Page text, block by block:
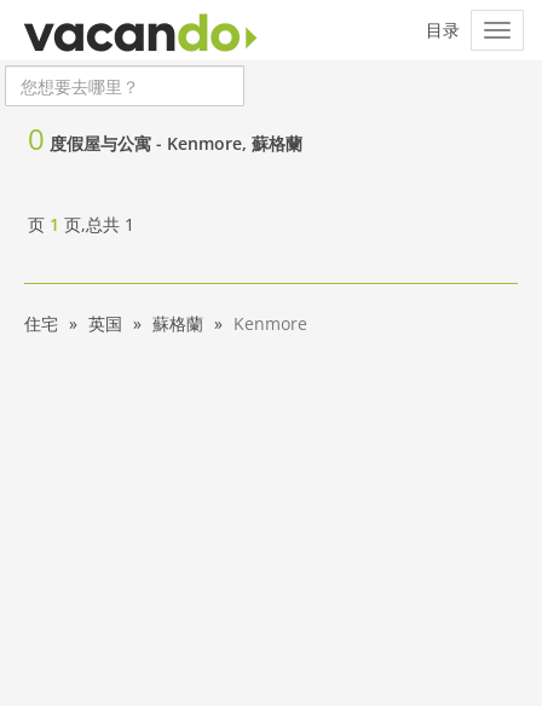
0 度假屋与公寓 - Kenmore, 蘇格蘭
页 1 页,总共 1
住宅 英国 蘇格蘭 Kenmore